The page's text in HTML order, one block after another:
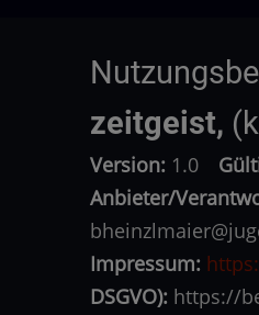
zeitgeist,
Version: 1.0
Anbieter/
Impressum:
DSGVO): https://